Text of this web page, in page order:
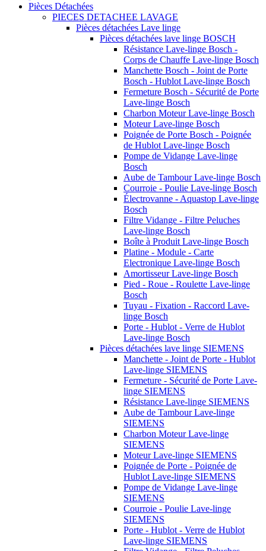
Pièces Détachées
PIECES DETACHEE LAVAGE
Pièces détachées Lave linge
Pièces détachées lave linge BOSCH
Résistance Lave-linge Bosch -
Corps de Chauffe Lave-linge Bosch
Manchette Bosch - Joint de Porte
Bosch - Hublot Lave-linge Bosch
Fermeture Bosch - Sécurité de Porte
Lave-linge Bosch
Charbon Moteur Lave-linge Bosch
Moteur Lave-linge Bosch
Poignée de Porte Bosch - Poignée
de Hublot Lave-linge Bosch
Pompe de Vidange Lave-linge
Bosch
Aube de Tambour Lave-linge Bosch
Courroie - Poulie Lave-linge Bosch
Électrovanne - Aquastop Lave-linge
Bosch
Filtre Vidange - Filtre Peluches
Lave-linge Bosch
Boîte à Produit Lave-linge Bosch
Platine - Module - Carte
Electronique Lave-linge Bosch
Amortisseur Lave-linge Bosch
Pied - Roue - Roulette Lave-linge
Bosch
Tuyau - Fixation - Raccord Lave-
linge Bosch
Porte - Hublot - Verre de Hublot
Lave-linge Bosch
Pièces détachées lave linge SIEMENS
Manchette - Joint de Porte - Hublot
Lave-linge SIEMENS
Fermeture - Sécurité de Porte Lave-
linge SIEMENS
Résistance Lave-linge SIEMENS
Aube de Tambour Lave-linge
SIEMENS
Charbon Moteur Lave-linge
SIEMENS
Moteur Lave-linge SIEMENS
Poignée de Porte - Poignée de
Hublot Lave-linge SIEMENS
Pompe de Vidange Lave-linge
SIEMENS
Courroie - Poulie Lave-linge
SIEMENS
Porte - Hublot - Verre de Hublot
Lave-linge SIEMENS